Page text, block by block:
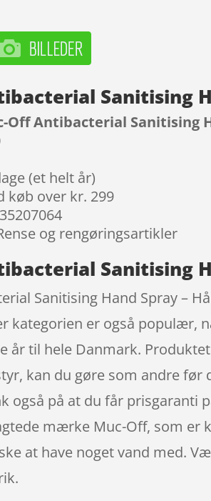
Sanitising
Off Antibacterial Sanitising
(et helt år)
køb over kr. 299
og rengøringsartikler
Sanitising
Sanitising Hand Spray –
kategorien er også populær,
år til hele Danmark.
kan du gøre som andre
også på at du får prisgaranti
mærke Muc-Off, som er
at have noget vand med.